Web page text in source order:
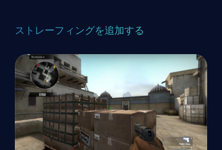
ストレーフィングを追加する